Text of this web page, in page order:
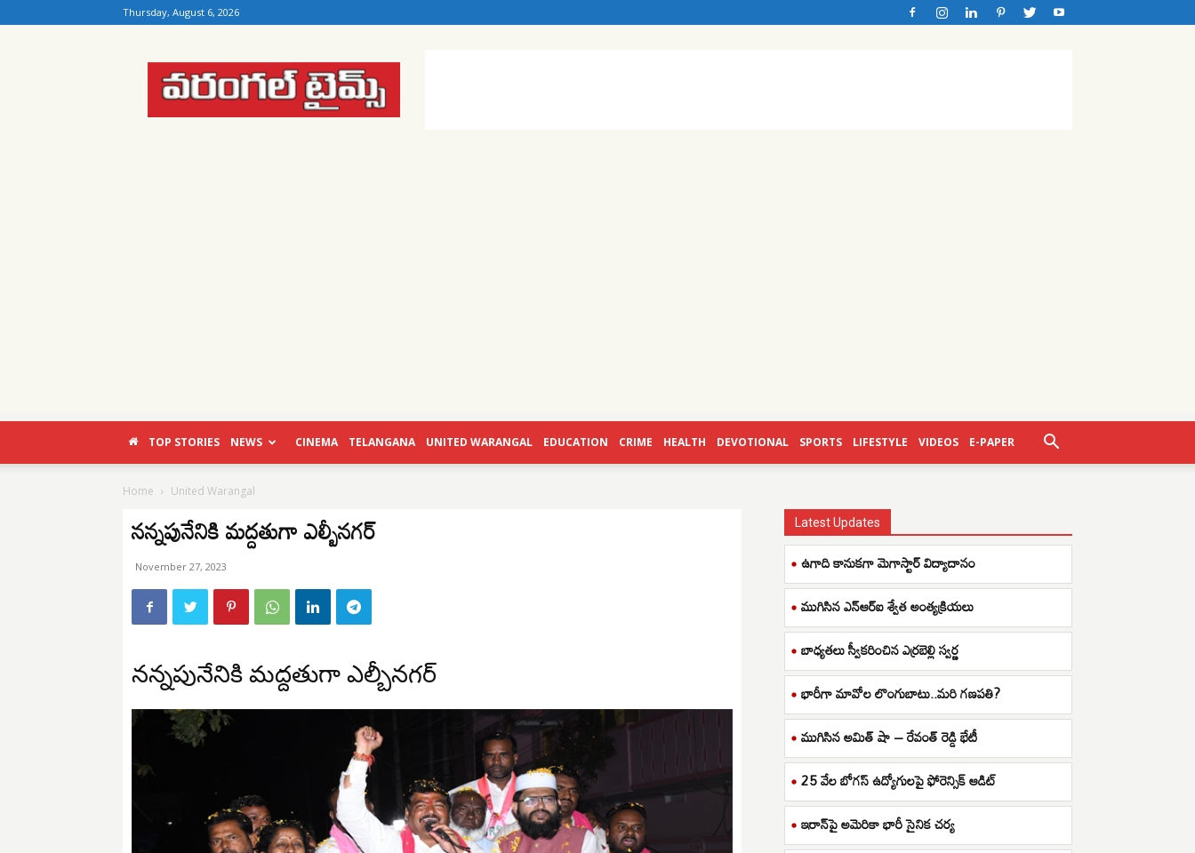
Thursday, August 6, 2026
Warangal
Times
TOP STORIES NEWS CINEMA TELANGANA UNITED WARANGAL EDUCATION CRIME HEALTH DEVOTIONAL SPORTS LIFESTYLE VIDEOS E-PAPER
Home United Warangal
నన్నపునేనికి మద్దతుగా ఎల్బీనగర్
November 27, 2023
నన్నపునేనికి మద్దతుగా ఎల్బీనగర్
Latest Updates
ఉగాది కానుకగా మెగాస్టార్ విద్యాదానం
ముగిసిన ఎన్ఆర్ఐ శ్వేత అంత్యక్రియలు
బాధ్యతలు స్వీకరించిన ఎర్రబెల్లి స్వర్ణ
భారీగా మావోల లొంగుబాటు..మరి గణపతి?
ముగిసిన అమిత్ షా – రేవంత్ రెడ్డి భేటీ
25 వేల బోగస్ ఉద్యోగులపై ఫోరెన్సిక్ ఆడిట్
ఇరాన్‌పై అమెరికా భారీ సైనిక చర్య